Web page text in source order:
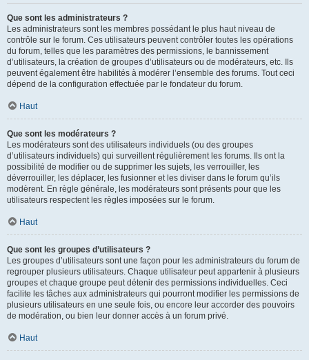
Que sont les administrateurs ?
Les administrateurs sont les membres possédant le plus haut niveau de
contrôle sur le forum. Ces utilisateurs peuvent contrôler toutes les opérations
du forum, telles que les paramètres des permissions, le bannissement
d’utilisateurs, la création de groupes d’utilisateurs ou de modérateurs, etc. Ils
peuvent également être habilités à modérer l’ensemble des forums. Tout ceci
dépend de la configuration effectuée par le fondateur du forum.
Haut
Que sont les modérateurs ?
Les modérateurs sont des utilisateurs individuels (ou des groupes
d’utilisateurs individuels) qui surveillent régulièrement les forums. Ils ont la
possibilité de modifier ou de supprimer les sujets, les verrouiller, les
déverrouiller, les déplacer, les fusionner et les diviser dans le forum qu’ils
modèrent. En règle générale, les modérateurs sont présents pour que les
utilisateurs respectent les règles imposées sur le forum.
Haut
Que sont les groupes d’utilisateurs ?
Les groupes d’utilisateurs sont une façon pour les administrateurs du forum de
regrouper plusieurs utilisateurs. Chaque utilisateur peut appartenir à plusieurs
groupes et chaque groupe peut détenir des permissions individuelles. Ceci
facilite les tâches aux administrateurs qui pourront modifier les permissions de
plusieurs utilisateurs en une seule fois, ou encore leur accorder des pouvoirs
de modération, ou bien leur donner accès à un forum privé.
Haut